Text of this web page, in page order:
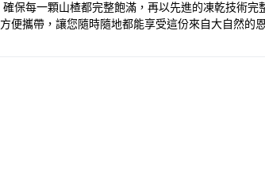
保每一顆山楂都完整飽滿，再以先進的凍乾技術
便攜帶，讓您隨時隨地都能享受這份來自大自然的